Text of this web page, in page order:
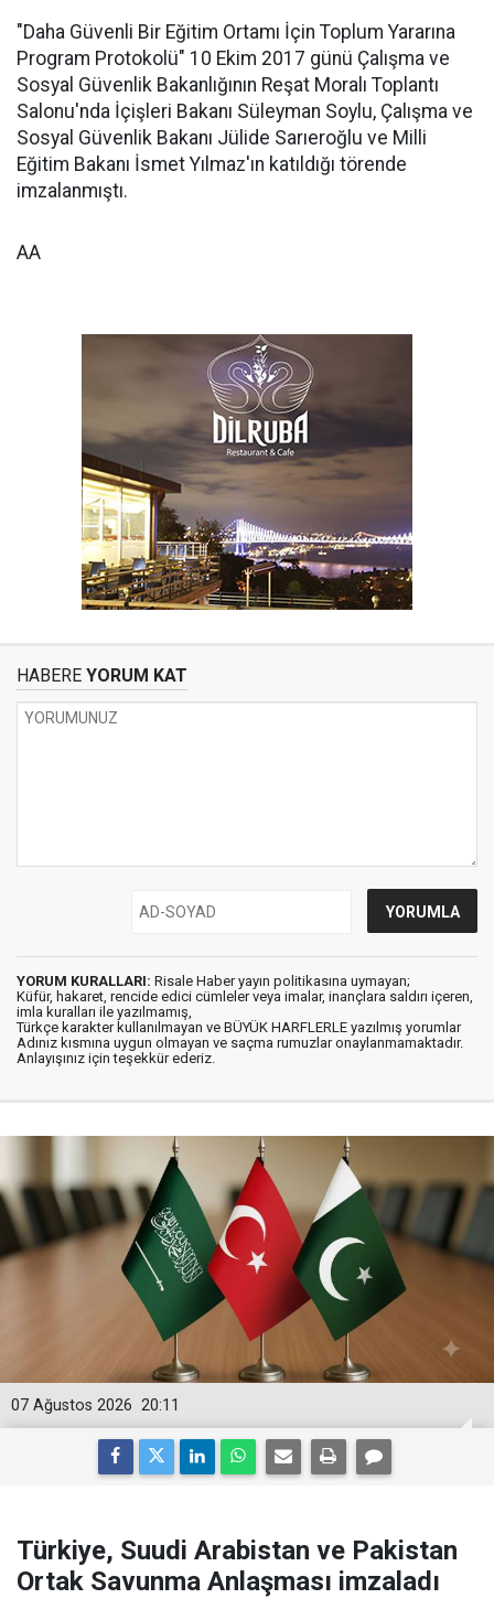
"Daha Güvenli Bir Eğitim Ortamı İçin Toplum Yararına
Program Protokolü" 10 Ekim 2017 günü Çalışma ve
Sosyal Güvenlik Bakanlığının Reşat Moralı Toplantı
Salonu'nda İçişleri Bakanı Süleyman Soylu, Çalışma ve
Sosyal Güvenlik Bakanı Jülide Sarıeroğlu ve Milli
Eğitim Bakanı İsmet Yılmaz'ın katıldığı törende
imzalanmıştı.
AA
HABERE YORUM KAT
YORUM KURALLARI: Risale Haber yayın politikasına uymayan;
Küfür, hakaret, rencide edici cümleler veya imalar, inançlara saldırı içeren,
imla kuralları ile yazılmamış,
Türkçe karakter kullanılmayan ve BÜYÜK HARFLERLE yazılmış yorumlar
Adınız kısmına uygun olmayan ve saçma rumuzlar onaylanmamaktadır.
Anlayışınız için teşekkür ederiz.
20:11
07 Ağustos 2026
Türkiye, Suudi Arabistan ve Pakistan
Ortak Savunma Anlaşması imzaladı